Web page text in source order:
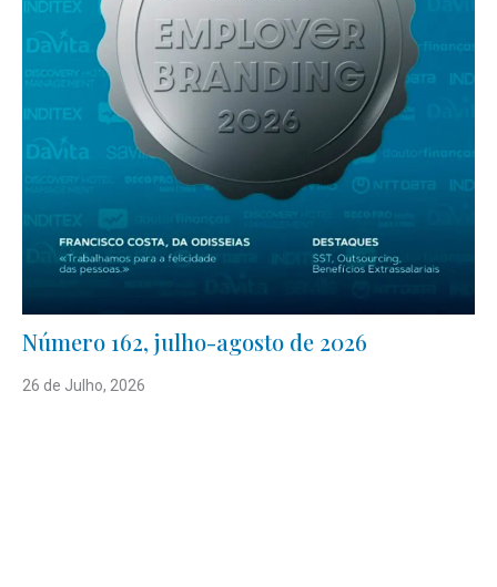
Número 162, julho-agosto de 2026
26 de Julho, 2026